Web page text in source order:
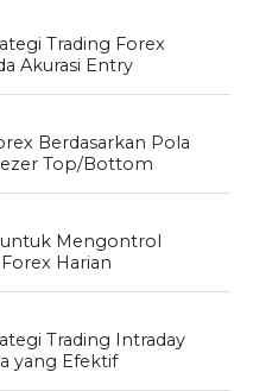
Trading Forex
Akurasi Entry
Berdasarkan Pola
Top/Bottom
untuk Mengontrol
Harian
Trading Intraday
yang Efektif